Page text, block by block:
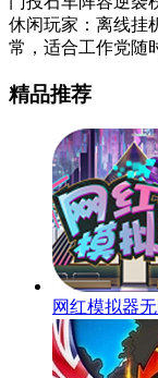
休闲玩家：离线挂
常，适合工作党随
精品推荐
网红模拟器